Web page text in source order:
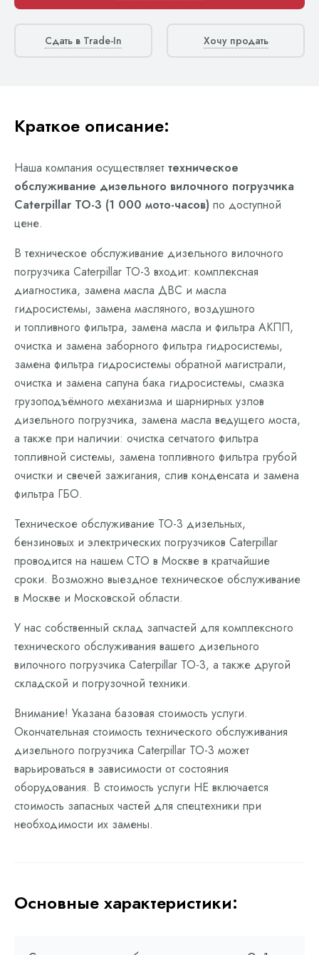
Сдать в Trade-In Хочу продать
Краткое описание:
Наша компания осуществляет техническое
обслуживание дизельного вилочного погрузчика
Caterpillar ТО-3 (1 000 мото-часов) по доступной
цене.
В техническое обслуживание дизельного вилочного
погрузчика Caterpillar ТО-3 входит: комплексная
диагностика, замена масла ДВС и масла
гидросистемы, замена масляного, воздушного
и топливного фильтра, замена масла и фильтра АКПП,
очистка и замена заборного фильтра гидросистемы,
замена фильтра гидросистемы обратной магистрали,
очистка и замена сапуна бака гидросистемы, смазка
грузоподъёмного механизма и шарнирных узлов
дизельного погрузчика, замена масла ведущего моста,
а также при наличии: очистка сетчатого фильтра
топливной системы, замена топливного фильтра грубой
очистки и свечей зажигания, слив конденсата и замена
фильтра ГБО.
Техническое обслуживание ТО-3 дизельных,
бензиновых и электрических погрузчиков Caterpillar
проводится на нашем СТО в Москве в кратчайшие
сроки. Возможно выездное техническое обслуживание
в Москве и Московской области.
У нас собственный склад запчастей для комплексного
технического обслуживания вашего дизельного
вилочного погрузчика Caterpillar ТО-3, а также другой
складской и погрузочной техники.
Внимание! Указана базовая стоимость услуги.
Окончательная стоимость технического обслуживания
дизельного погрузчика Caterpillar ТО-3 может
варьироваться в зависимости от состояния
оборудования. В стоимость услуги НЕ включается
стоимость запасных частей для спецтехники при
необходимости их замены.
Основные характеристики: